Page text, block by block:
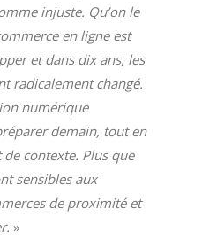
injuste. Qu’on le
en ligne est
et dans dix ans, les
radicalement changé.
numérique
demain, tout en
contexte. Plus que
sensibles aux
de proximité et
»